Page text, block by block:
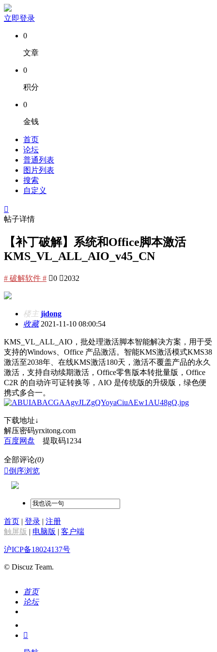
立即登录
0
文章
0
积分
0
金钱
首页
论坛
普通列表
图片列表
搜索
自定义

帖子详情
【补丁破解】系统和Office脚本激活
KMS_VL_ALL_AIO_v45_CN
# 破解软件 # 0 2032
楼主 jidong
收藏2021-11-10 08:00:54
KMS_VL_ALL_AIO，批处理激活脚本智能解决方案，用于受
支持的Windows、Office 产品激活。智能KMS激活模式KMS38
激活至2038年、在线KMS激活180天，激活不覆盖产品的永久
激活，支持自动续期激活，Office零售版本转批量版，Office
C2R 的自动许可证转换等，AIO 是传统版的升级版，绿色便
携式多合一。
下载地址↓
解压密码yrxitong.com
百度网盘‍ 提取码1234
全部评论(0)
倒序浏览
首页 | 登录 | 注册
触屏版 | 电脑版 | 客户端
沪ICP备18024137号
© Discuz Team.
首页
论坛
我的
